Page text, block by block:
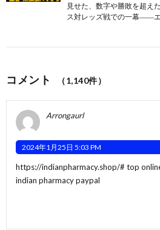
見せた、数字や勝敗を超え
ス対レッズ戦での一幕――
コメント （1,140件）
Arrongaurl
2024年1月25日 5:03 PM
https://indianpharmacy.shop/# top
indian pharmacy paypal